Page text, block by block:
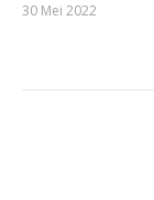
30 Mei 2022